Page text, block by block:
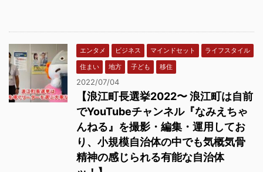
エンタメ ビジネス マインドセット
ライフスタイル
住まい
地方 子ども 移住
2022/07/04
【浪江町長選挙2022〜 浪江町は自前
でYouTubeチャンネル『なみえちゃ
んねる』を撮影・編集・運用してお
り、小規模自治体の中でも気概気骨
精神の感じられる有能な自治体